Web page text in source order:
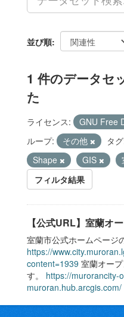
並び順
1 件のデータセ
た
ライセンス: GNU Free
ループ:
その他 タ
Shape
GIS
フィルタ結果
【公式URL】室蘭オ
室蘭市公式ホームページ
https://
content=1939 室蘭オー
す。 https://murorancity-
muroran.hub.arcgis.com/